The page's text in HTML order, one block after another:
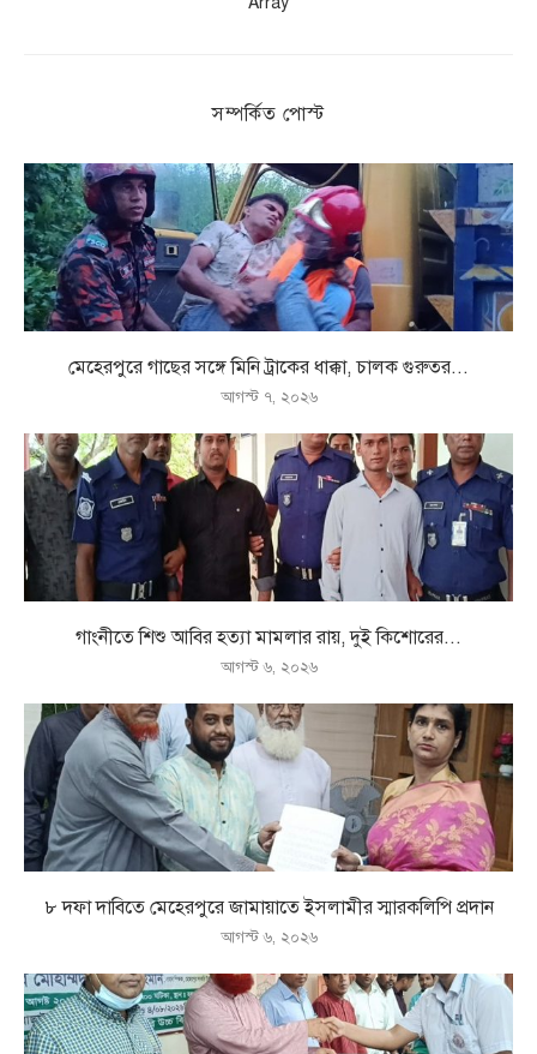
সম্পর্কিত পোস্ট
মেহেরপুরে গাছের সঙ্গে মিনি ট্রাকের ধাক্কা, চালক গুরুতর...
আগস্ট ৭, ২০২৬
গাংনীতে শিশু আবির হত্যা মামলার রায়, দুই কিশোরের...
আগস্ট ৬, ২০২৬
৮ দফা দাবিতে মেহেরপুরে জামায়াতে ইসলামীর স্মারকলিপি প্রদান
আগস্ট ৬, ২০২৬